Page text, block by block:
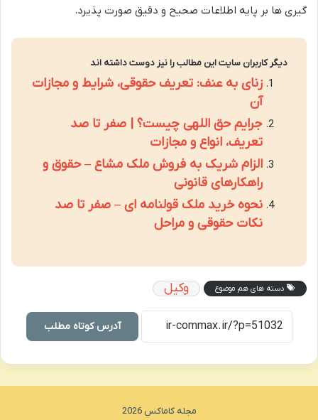
گیری ها بر پایه اطلاعات صحیح و دقیق صورت پذیرد.
دیگر کاربران سایت این مطالب را نیز دوست داشته اند
زنای به عنف: تعریف حقوقی، شرایط و مجازات
آن
جرایم حق اللهی چیست؟ | صفر تا صد
تعریف، انواع و مجازات
الزام شریک به فروش ملک مشاع – حقوق و
راهکارهای قانونی
نحوه خرید ملک قولنامه ای – صفر تا صد
نکات حقوقی و مراحل
دسته های هم موضوع وکیل
آدرس کوتاه مطلب
مجله کاماکس 2026